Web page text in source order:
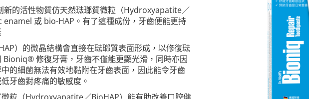
的活性物質仿天然琺瑯質微粒（Hydroxyapatite／
或 bio-HAP。有了這種成份，牙齒便能更持
）的微晶結構會直接在琺瑯質表面形成，以修復琺
Bioniq® 修復牙膏，牙齒不僅能更顯光滑，同時亦因
的細菌無法有效地黏附在牙齒表面，因此能令牙齒
牙齒對疼痛的敏感度。